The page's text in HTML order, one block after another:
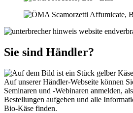
Sie sind Händler?
Auf unserer Händler-Webseite können
Seminaren und -Webinaren anmelden,
Bestellungen aufgeben und alle
Bio-Käse finden.